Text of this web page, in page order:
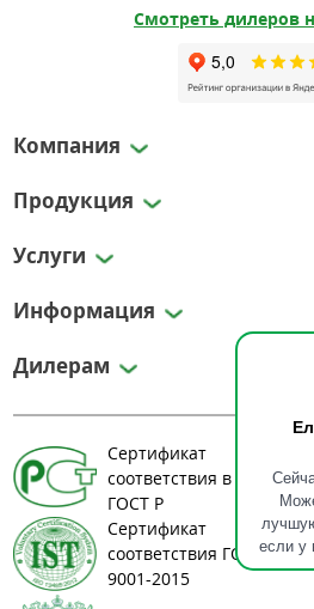
если у
Смотреть дилеров
Компания
Продукция
Услуги
Информация
Дилерам
Сертификат
соответствия в системе
ГОСТ Р
Сертификат
соответствия ГОСТ ИСО
9001-2015